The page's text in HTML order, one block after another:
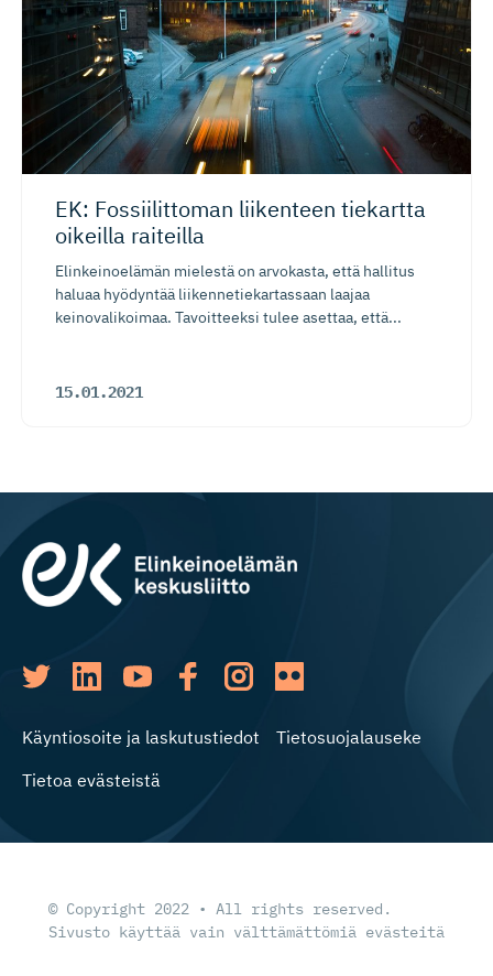
EK: Fossiilittoman liikenteen tiekartta
oikeilla raiteilla
Elinkeinoelämän mielestä on arvokasta, että hallitus
haluaa hyödyntää liikennetiekartassaan laajaa
keinovalikoimaa. Tavoitteeksi tulee asettaa, että...
15.01.2021
Käyntiosoite ja laskutustiedot
Tietosuojalauseke
Tietoa evästeistä
© Copyright 2022 • All rights reserved.
Sivusto käyttää vain välttämättömiä evästeitä